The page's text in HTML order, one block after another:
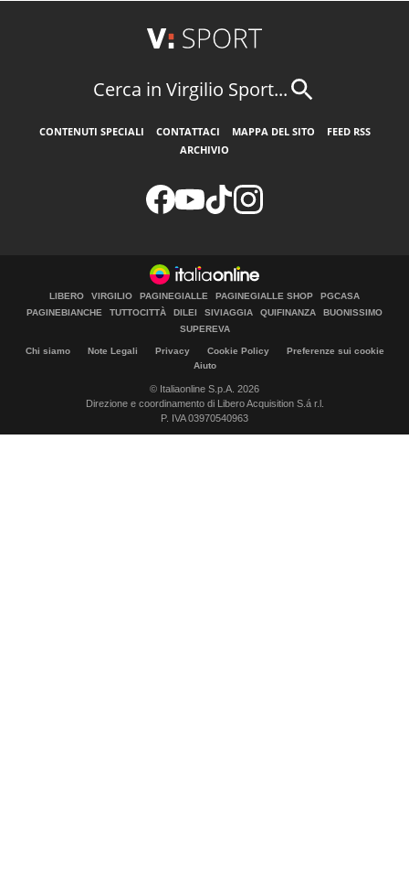
Cerca in Virgilio Sport...
CONTENUTI SPECIALI CONTATTACI MAPPA DEL SITO
FEED RSS
ARCHIVIO
LIBERO VIRGILIO PAGINEGIALLE PAGINEGIALLE SHOP
PGCASA
PAGINEBIANCHE
TUTTOCITTÀ DILEI SIVIAGGIA QUIFINANZA
BUONISSIMO
SUPEREVA
Chi siamo Note Legali Privacy Cookie Policy
Preferenze sui cookie
Aiuto
© Italiaonline S.p.A. 2026
Direzione e coordinamento di Libero Acquisition S.á r.l.
P. IVA 03970540963